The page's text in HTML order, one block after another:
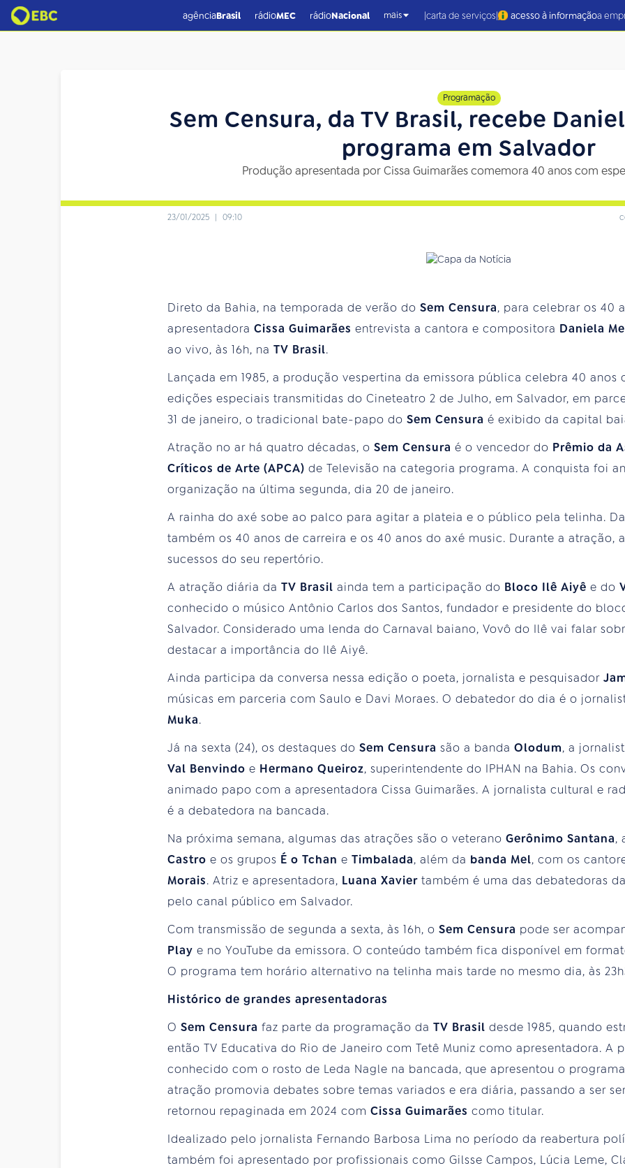
agênciaBrasil rádioMEC rádioNacional mais |carta de serviços| acesso à informaçãoa
Programação
Sem Censura, da TV Brasil, recebe
programa em Salvador
Produção apresentada por Cissa Guimarães comemora 40 anos com
23/01/2025 | 09:10
Direto da Bahia, na temporada de verão do Sem Censura, para celebrar os 40
apresentadora Cissa Guimarães entrevista a cantora e compositora Daniela
ao vivo, às 16h, na TV Brasil.
Lançada em 1985, a produção vespertina da emissora pública celebra 40 anos
edições especiais transmitidas do Cineteatro 2 de Julho, em Salvador, em
31 de janeiro, o tradicional bate-papo do Sem Censura é exibido da capital
Atração no ar há quatro décadas, o Sem Censura é o vencedor do Prêmio da
Críticos de Arte (APCA) de Televisão na categoria programa. A conquista foi
organização na última segunda, dia 20 de janeiro.
A rainha do axé sobe ao palco para agitar a plateia e o público pela telinha.
também os 40 anos de carreira e os 40 anos do axé music. Durante a atração,
sucessos do seu repertório.
A atração diária da TV Brasil ainda tem a participação do Bloco Ilê Aiyê e do
conhecido o músico Antônio Carlos dos Santos, fundador e presidente do
Salvador. Considerado uma lenda do Carnaval baiano, Vovô do Ilê vai falar
destacar a importância do Ilê Aiyê.
Ainda participa da conversa nessa edição o poeta, jornalista e pesquisador
músicas em parceria com Saulo e Davi Moraes. O debatedor do dia é o
Muka.
Já na sexta (24), os destaques do Sem Censura são a banda Olodum, a
Val Benvindo e Hermano Queiroz, superintendente do IPHAN na Bahia. Os
animado papo com a apresentadora Cissa Guimarães. A jornalista cultural e
é a debatedora na bancada.
Na próxima semana, algumas das atrações são o veterano Gerônimo Santana,
Castro e os grupos É o Tchan e Timbalada, além da banda Mel, com os
Morais. Atriz e apresentadora, Luana Xavier também é uma das debatedoras
pelo canal público em Salvador.
Com transmissão de segunda a sexta, às 16h, o Sem Censura pode ser
Play e no YouTube da emissora. O conteúdo também fica disponível em
O programa tem horário alternativo na telinha mais tarde no mesmo dia, às
Histórico de grandes apresentadoras
O Sem Censura faz parte da programação da TV Brasil desde 1985, quando
então TV Educativa do Rio de Janeiro com Tetê Muniz como apresentadora. A
conhecido com o rosto de Leda Nagle na bancada, que apresentou o programa
atração promovia debates sobre temas variados e era diária, passando a ser
retornou repaginada em 2024 com Cissa Guimarães como titular.
Idealizado pelo jornalista Fernando Barbosa Lima no período da reabertura
também foi apresentado por profissionais como Gilsse Campos, Lúcia Leme,